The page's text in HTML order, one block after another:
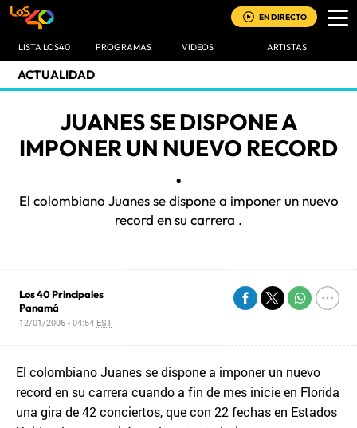
EN DIRECTO
LISTA LOS40 PROGRAMAS VIDEOS ARTISTAS
ACTUALIDAD
JUANES SE DISPONE A
IMPONER UN NUEVO RECORD
.
El colombiano Juanes se dispone a imponer un nuevo
record en su carrera .
Los 40 Principales
Panamá
12/01/2006 - 04:54 EST
El colombiano Juanes se dispone a imponer un nuevo
record en su carrera cuando a fin de mes inicie en Florida
una gira de 42 conciertos, que con 22 fechas en Estados